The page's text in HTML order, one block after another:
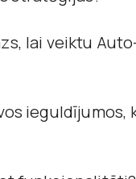
lai veiktu
ieguldījumos,